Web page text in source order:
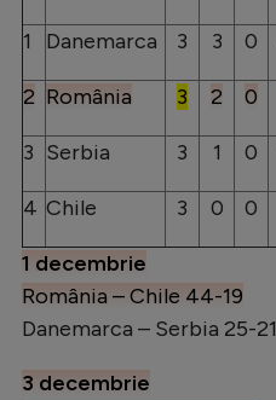
1 Danemarca 3 3 0
2 România 3 2 0
3 Serbia 3 1 0
4 Chile 3 0 0
1 decembrie
România – Chile 44-19
Danemarca – Serbia 25-21
3 decembrie